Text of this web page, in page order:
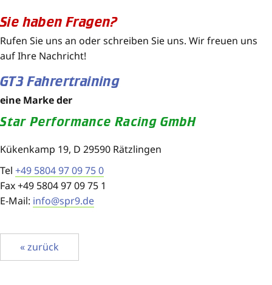
Sie haben Fragen?
Rufen Sie uns an oder schreiben Sie uns. Wir freuen uns
auf Ihre Nachricht!
GT3 Fahrertraining
eine Marke der
Star Performance Racing GmbH
Kükenkamp 19, D 29590 Rätzlingen
Tel +49 5804 97 09 75 0
Fax +49 5804 97 09 75 1
E-Mail: info@spr9.de
« zurück